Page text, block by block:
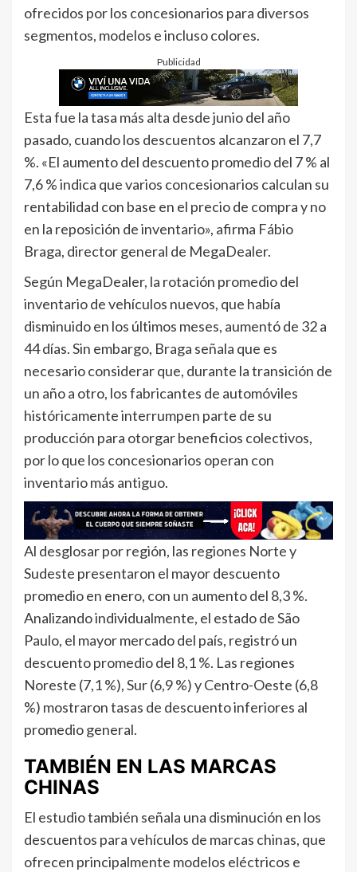
ofrecidos por los concesionarios para diversos
segmentos, modelos e incluso colores.
Publicidad
Esta fue la tasa más alta desde junio del año
pasado, cuando los descuentos alcanzaron el 7,7
%. «El aumento del descuento promedio del 7 % al
7,6 % indica que varios concesionarios calculan su
rentabilidad con base en el precio de compra y no
en la reposición de inventario», afirma Fábio
Braga, director general de MegaDealer.
Según MegaDealer, la rotación promedio del
inventario de vehículos nuevos, que había
disminuido en los últimos meses, aumentó de 32 a
44 días. Sin embargo, Braga señala que es
necesario considerar que, durante la transición de
un año a otro, los fabricantes de automóviles
históricamente interrumpen parte de su
producción para otorgar beneficios colectivos,
por lo que los concesionarios operan con
inventario más antiguo.
Al desglosar por región, las regiones Norte y
Sudeste presentaron el mayor descuento
promedio en enero, con un aumento del 8,3 %.
Analizando individualmente, el estado de São
Paulo, el mayor mercado del país, registró un
descuento promedio del 8,1 %. Las regiones
Noreste (7,1 %), Sur (6,9 %) y Centro-Oeste (6,8
%) mostraron tasas de descuento inferiores al
promedio general.
TAMBIÉN EN LAS MARCAS
CHINAS
El estudio también señala una disminución en los
descuentos para vehículos de marcas chinas, que
ofrecen principalmente modelos eléctricos e